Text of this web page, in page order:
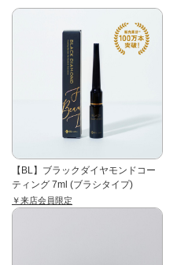
【BL】ブラックダイヤモンドコー
ティング 7ml (ブラシタイプ)
￥来店会員限定